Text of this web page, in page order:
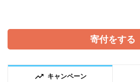
寄付をする
trending_up キャンペーン